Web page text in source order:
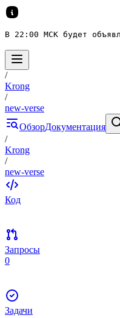
В 22:00 МСК будет
/
Krong
/
new-verse
ОбзорДокументация
/
Krong
/
new-verse
Код
Запросы
0
Задачи